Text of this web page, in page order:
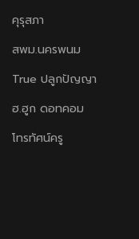
คุรุสภา
สพม.นครพนม
True ปลูกปัญญา
ฮ.ฮูก ดอทคอม
โทรทัศน์ครู